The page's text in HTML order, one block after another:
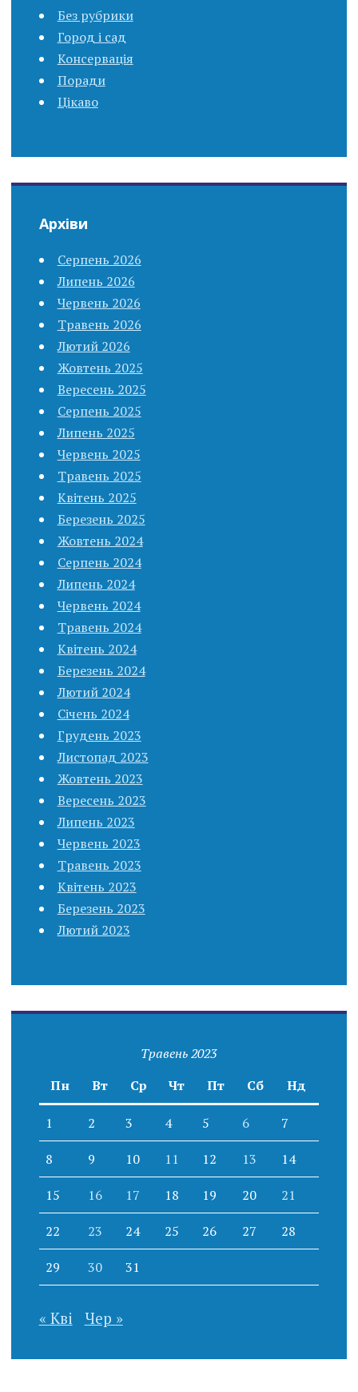
Без рубрики
Город і сад
Консервація
Поради
Цікаво
Архіви
Серпень 2026
Липень 2026
Червень 2026
Травень 2026
Лютий 2026
Жовтень 2025
Вересень 2025
Серпень 2025
Липень 2025
Червень 2025
Травень 2025
Квітень 2025
Березень 2025
Жовтень 2024
Серпень 2024
Липень 2024
Червень 2024
Травень 2024
Квітень 2024
Березень 2024
Лютий 2024
Січень 2024
Грудень 2023
Листопад 2023
Жовтень 2023
Вересень 2023
Липень 2023
Червень 2023
Травень 2023
Квітень 2023
Березень 2023
Лютий 2023
Травень 2023
Пн
Вт Ср Чт Пт Сб Нд
1 2 3 4 5 6 7
8 9 10 11 12 13 14
15 16 17 18 19 20 21
22 23 24 25 26 27 28
29 30 31
« Кві Чер »